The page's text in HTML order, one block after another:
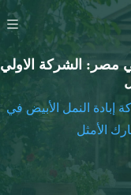
مصر: الشركة الاولي
إبادة النمل الأبيض في
الأمثل